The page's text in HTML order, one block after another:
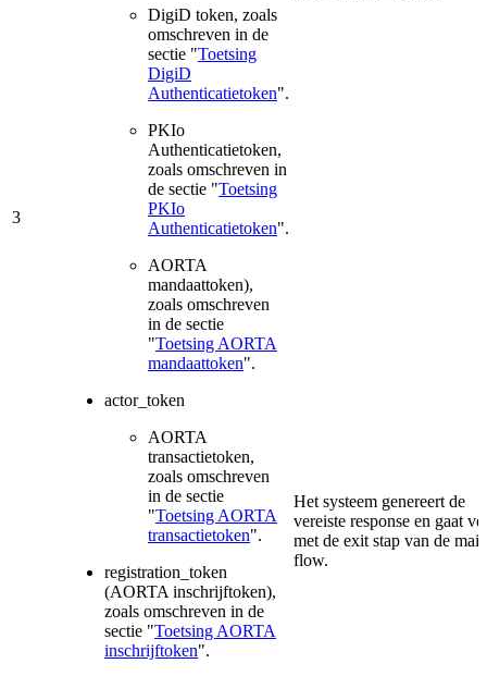
3
DigiD token, zoals
omschreven in de
sectie "Toetsing
DigiD
Authenticatietoken".
PKIo
Authenticatietoken,
zoals omschreven in
de sectie "Toetsing
PKIo
Authenticatietoken".
AORTA
mandaattoken),
zoals omschreven
in de sectie
"Toetsing AORTA
mandaattoken".
actor_token
AORTA
transactietoken,
zoals omschreven
in de sectie
"Toetsing AORTA
transactietoken".
registration_token
(AORTA inschrijftoken),
zoals omschreven in de
sectie "Toetsing AORTA
inschrijftoken".
Het systeem genereert de
vereiste response en gaat
met de exit stap van de main
flow.